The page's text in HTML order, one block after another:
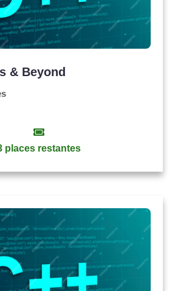
& Beyond
places restantes